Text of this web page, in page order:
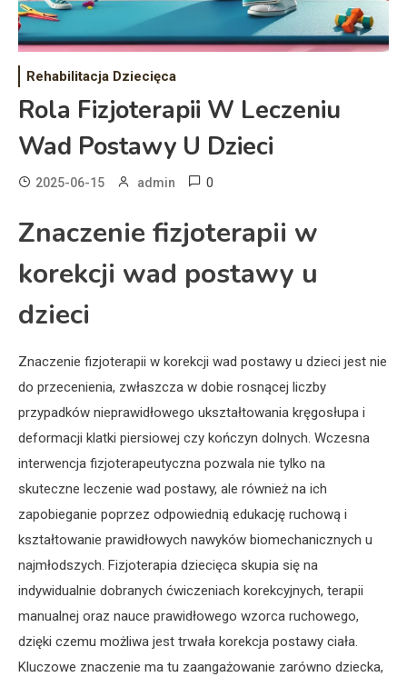
Rehabilitacja Dziecięca
Rola Fizjoterapii W Leczeniu
Wad Postawy U Dzieci
2025-06-15 admin 0
Znaczenie fizjoterapii w
korekcji wad postawy u
dzieci
Znaczenie fizjoterapii w korekcji wad postawy u dzieci jest nie
do przecenienia, zwłaszcza w dobie rosnącej liczby
przypadków nieprawidłowego ukształtowania kręgosłupa i
deformacji klatki piersiowej czy kończyn dolnych. Wczesna
interwencja fizjoterapeutyczna pozwala nie tylko na
skuteczne leczenie wad postawy, ale również na ich
zapobieganie poprzez odpowiednią edukację ruchową i
kształtowanie prawidłowych nawyków biomechanicznych u
najmłodszych. Fizjoterapia dziecięca skupia się na
indywidualnie dobranych ćwiczeniach korekcyjnych, terapii
manualnej oraz nauce prawidłowego wzorca ruchowego,
dzięki czemu możliwa jest trwała korekcja postawy ciała.
Kluczowe znaczenie ma tu zaangażowanie zarówno dziecka,